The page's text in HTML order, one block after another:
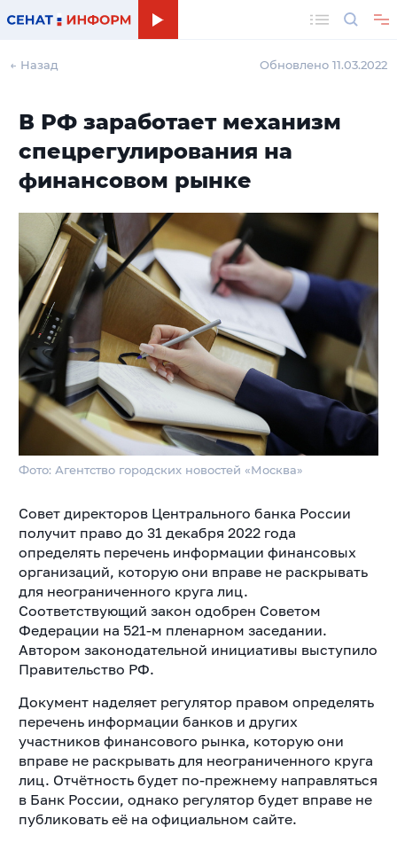
← Назад Обновлено 11.03.2022
В РФ заработает механизм
спецрегулирования на
финансовом рынке
Фото: Агентство городских новостей «Москва»
Совет директоров Центрального банка России
получит право до 31 декабря 2022 года
определять перечень информации финансовых
организаций, которую они вправе не раскрывать
для неограниченного круга лиц.
Соответствующий закон одобрен Советом
Федерации на 521-м пленарном заседании.
Автором законодательной инициативы выступило
Правительство РФ.
Документ наделяет регулятор правом определять
перечень информации банков и других
участников финансового рынка, которую они
вправе не раскрывать для неограниченного круга
лиц. Отчётность будет по-прежнему направляться
в Банк России, однако регулятор будет вправе не
публиковать её на официальном сайте.